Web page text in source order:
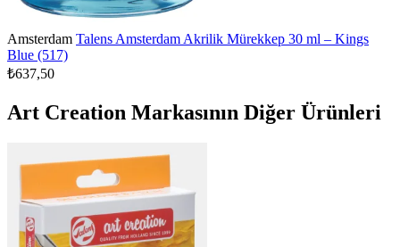
Amsterdam Talens Amsterdam Akrilik Mürekkep 30 ml – Kings
Blue (517)
₺637,50
Art Creation Markasının Diğer Ürünleri